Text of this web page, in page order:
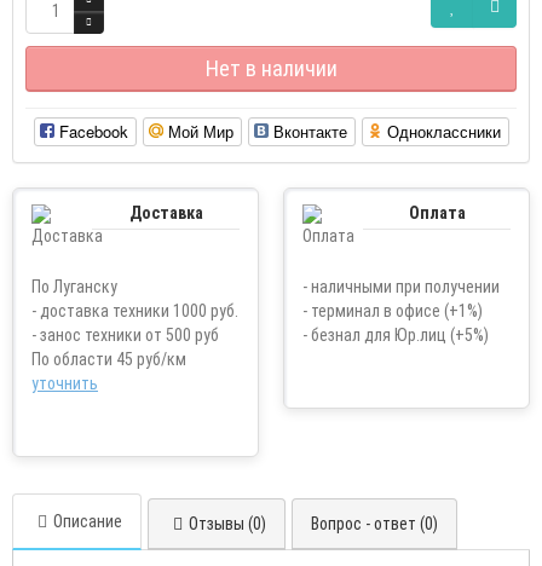
Нет в наличии
Facebook Мой Мир Вконтакте Одноклассники
Доставка
По Луганску
- доставка техники 1000 руб.
- занос техники от 500 руб
По области 45 руб/км
уточнить
Оплата
- наличными при получении
- терминал в офисе (+1%)
- безнал для Юр.лиц (+5%)
Описание Отзывы (0) Вопрос - ответ (0)